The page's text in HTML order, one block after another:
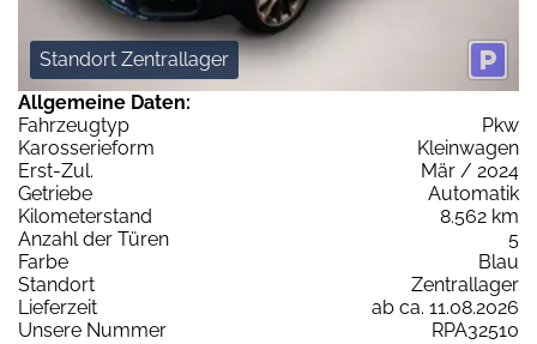
Standort Zentrallager
Allgemeine Daten:
Fahrzeugtyp
Pkw
Karosserieform
Kleinwagen
Erst-Zul.
Mär / 2024
Getriebe
Automatik
Kilometerstand
8.562 km
Anzahl der Türen
5
Farbe
Blau
Standort
Zentrallager
Lieferzeit
ab ca. 11.08.2026
Unsere Nummer
RPA32510